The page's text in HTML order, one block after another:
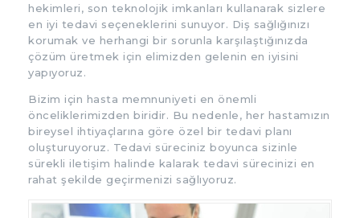
hekimleri, son teknolojik imkanları kullanarak sizlere
en iyi tedavi seçeneklerini sunuyor. Diş sağlığınızı
korumak ve herhangi bir sorunla karşılaştığınızda
çözüm üretmek için elimizden gelenin en iyisini
yapıyoruz.
Bizim için hasta memnuniyeti en önemli
önceliklerimizden biridir. Bu nedenle, her hastamızın
bireysel ihtiyaçlarına göre özel bir tedavi planı
oluşturuyoruz. Tedavi süreciniz boyunca sizinle
sürekli iletişim halinde kalarak tedavi sürecinizi en
rahat şekilde geçirmenizi sağlıyoruz.